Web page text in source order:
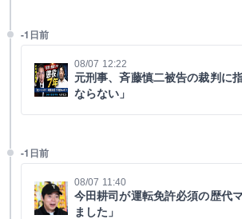
-1日前
08/07 12:22
元刑事、斉藤慎二被告の裁判に
ならない」
-1日前
08/07 11:40
今田耕司が運転免許必須の歴代
ました」